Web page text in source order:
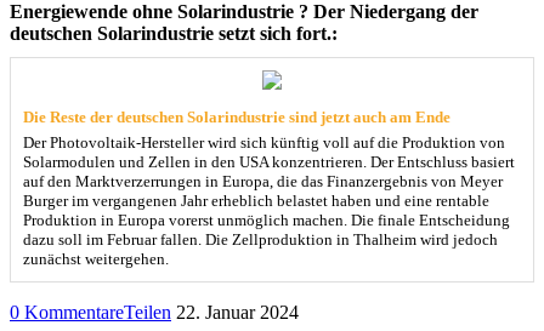
Energiewende ohne Solarindustrie ? Der Niedergang der
deutschen Solarindustrie setzt sich fort.:
Die Reste der deutschen Solarindustrie sind jetzt auch am Ende
Der Photovoltaik-Hersteller wird sich künftig voll auf die Produktion von
Solarmodulen und Zellen in den USA konzentrieren. Der Entschluss basiert
auf den Marktverzerrungen in Europa, die das Finanzergebnis von Meyer
Burger im vergangenen Jahr erheblich belastet haben und eine rentable
Produktion in Europa vorerst unmöglich machen. Die finale Entscheidung
dazu soll im Februar fallen. Die Zellproduktion in Thalheim wird jedoch
zunächst weitergehen.
0 KommentareTeilen 22. Januar 2024